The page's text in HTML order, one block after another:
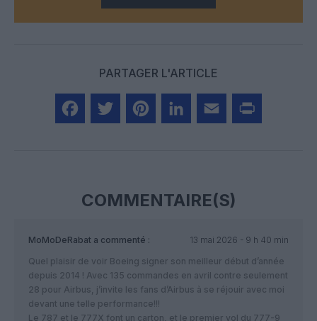
PARTAGER L'ARTICLE
COMMENTAIRE(S)
MoMoDeRabat a commenté :
13 mai 2026 - 9 h 40 min
Quel plaisir de voir Boeing signer son meilleur début d’année
depuis 2014 ! Avec 135 commandes en avril contre seulement
28 pour Airbus, j’invite les fans d’Airbus à se réjouir avec moi
devant une telle performance!!!
Le 787 et le 777X font un carton, et le premier vol du 777-9